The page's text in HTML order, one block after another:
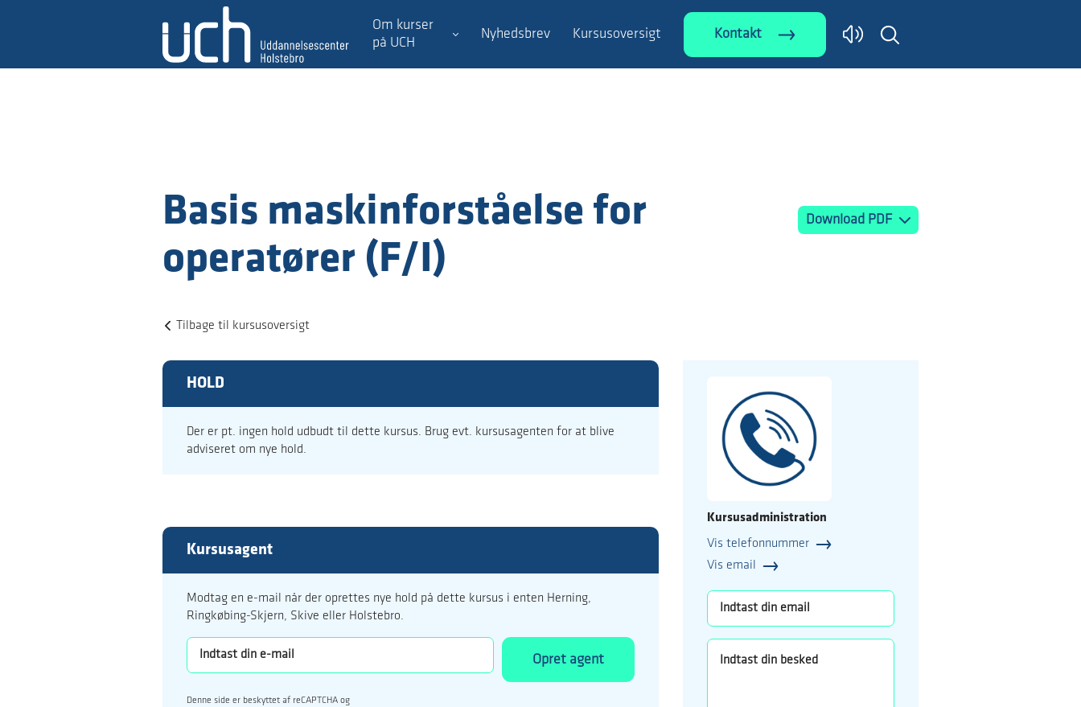
Om kurser
på UCH
Nyhedsbrev Kursusoversigt Kontakt
Basis maskinforståelse for
operatører (F/I)
Download PDF
Tilbage til kursusoversigt
HOLD
Der er pt. ingen hold udbudt til dette kursus. Brug evt. kursusagenten for at blive
adviseret om nye hold.
Kursusagent
Modtag en e-mail når der oprettes nye hold på dette kursus i enten Herning,
Ringkøbing-Skjern, Skive eller Holstebro.
Opret agent
Denne side er beskyttet af reCAPTCHA og
Kursusadministration
Vis telefonnummer
Vis email